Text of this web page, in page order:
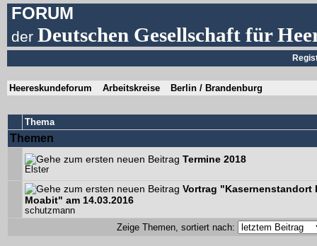
FORUM
derDeutschen Gesellschaft für
Heereskundeforum Arbeitskreise Berlin / Brandenburg
Thema
Themen
Termine 2018
Elster
Vortrag "Kasernenstandort
Moabit" am 14.03.2016
schutzmann
Zeige Themen, sortiert nach: